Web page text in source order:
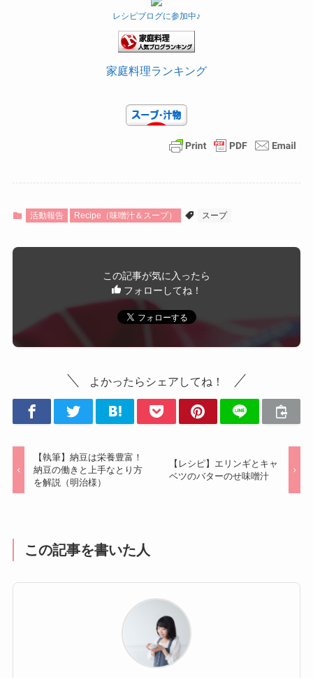
レシピブログに参加中♪
家庭料理ランキング
活動報告 Recipe（味噌汁＆スープ） スープ
この記事が気に入ったら
フォローしてね！
よかったらシェアしてね！
【執筆】納豆は栄養豊富！
納豆の働きと上手なとり方
を解説（明治様）
【レシピ】エリンギとキャ
ベツのバターのせ味噌汁
この記事を書いた人